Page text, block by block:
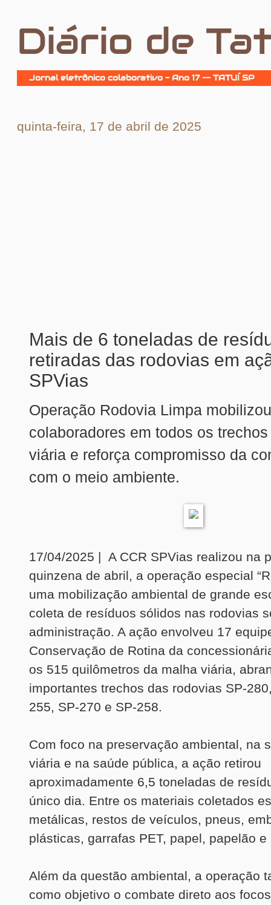
Diário de
Jornal eletrônico colaborativo - Ano 17 -- TATUÍ SP
quinta-feira, 17 de abril de 2025
Mais de 6 toneladas de
retiradas das rodovias em
SPVias
Operação Rodovia Limpa mobilizou
colaboradores em todos os
viária e reforça compromisso da
com o meio ambiente.
17/04/2025 | A CCR SPVias realizou na
quinzena de abril, a operação especial
uma mobilização ambiental de grande
coleta de resíduos sólidos nas rodovias
administração. A ação envolveu 17
Conservação de Rotina da
os 515 quilômetros da malha viária,
importantes trechos das rodovias SP-
255, SP-270 e SP-258.
Com foco na preservação ambiental, na
viária e na saúde pública, a ação retirou
aproximadamente 6,5 toneladas de
único dia. Entre os materiais coletados
metálicas, restos de veículos, pneus,
plásticas, garrafas PET, papel, papelão e
Além da questão ambiental, a operação
como objetivo o combate direto aos